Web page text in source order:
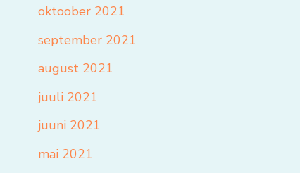
oktoober 2021
september 2021
august 2021
juuli 2021
juuni 2021
mai 2021